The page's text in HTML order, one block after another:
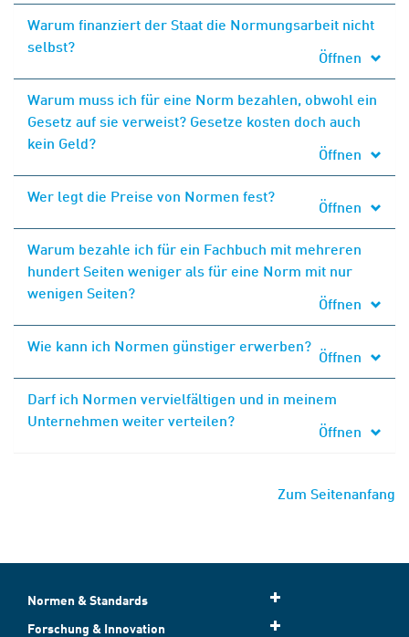
Warum finanziert der Staat die Normungsarbeit nicht
selbst?
Öffnen
Warum muss ich für eine Norm bezahlen, obwohl ein
Gesetz auf sie verweist? Gesetze kosten doch auch
kein Geld?
Öffnen
Wer legt die Preise von Normen fest?
Öffnen
Warum bezahle ich für ein Fachbuch mit mehreren
hundert Seiten weniger als für eine Norm mit nur
wenigen Seiten?
Öffnen
Wie kann ich Normen günstiger erwerben?
Öffnen
Darf ich Normen vervielfältigen und in meinem
Unternehmen weiter verteilen?
Öffnen
Zum Seitenanfang
Normen & Standards
Forschung & Innovation